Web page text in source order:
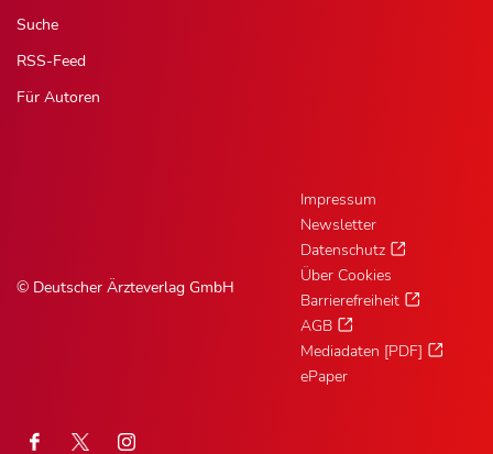
Suche
RSS-Feed
Für Autoren
© Deutscher Ärzteverlag GmbH
Impressum
Newsletter
Datenschutz
Über Cookies
Barrierefreiheit
AGB
Mediadaten [PDF]
ePaper